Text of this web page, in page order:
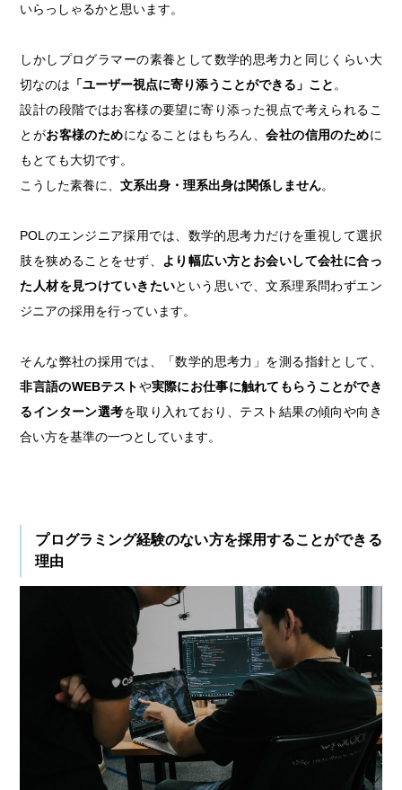
いらっしゃるかと思います。
しかしプログラマーの素養として数学的思考力と同じくらい大
切なのは 「ユーザー視点に寄り添うことができる」こと 。
設計の段階ではお客様の要望に寄り添った視点で考えられるこ
とがお客様のためになることはもちろん、会社の信用のために
もとても大切です。
こうした素養に、文系出身・理系出身は関係しません。
POLのエンジニア採用では、数学的思考力だけを重視して選択
肢を狭めることをせず、
より幅広い方とお会いして会社に合っ
た人材を見つけていきたいという思いで、文系理系問わずエン
ジニアの採用を行っています。
そんな弊社の採用では、「数学的思考力」を測る指針として、
非言語のWEBテストや実際にお仕事に触れてもらうことができ
るインターン選考を取り入れており、テスト結果の傾向や向き
合い方を基準の一つとしています。
プログラミング経験のない方を採用することができる
理由